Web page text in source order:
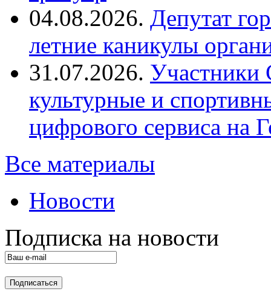
04.08.2026. Депутат
летние каникулы
31.07.2026.
культурные и
цифрового сервиса на
Все материалы
Новости
Подписка на новости